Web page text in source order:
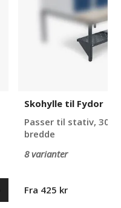
Skohylle til Fydor
Passer til stativ, 300-
bredde
8 varianter
Fra 425 kr